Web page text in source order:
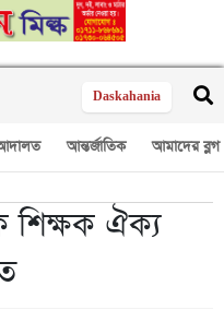
Daskahania
আন্তর্জাতিক আমাদের ব্লগ
শিক্ষক ঐক্য